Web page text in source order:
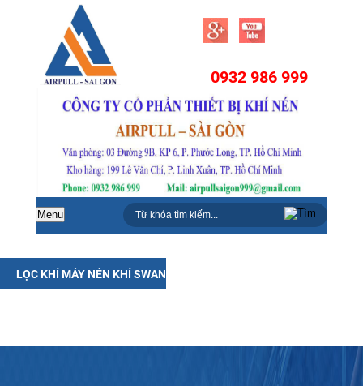
0932 986 999
Menu
LỌC KHÍ MÁY NÉN KHÍ SWAN